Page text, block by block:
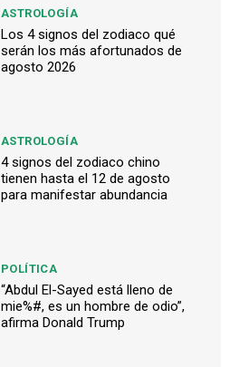
ASTROLOGÍA
Los 4 signos del zodiaco qué
serán los más afortunados de
agosto 2026
ASTROLOGÍA
4 signos del zodiaco chino
tienen hasta el 12 de agosto
para manifestar abundancia
POLÍTICA
“Abdul El-Sayed está lleno de
mie%#, es un hombre de odio”,
afirma Donald Trump